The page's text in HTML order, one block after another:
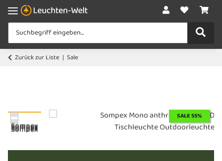
Zurück zur Liste Sale
SALE 55%